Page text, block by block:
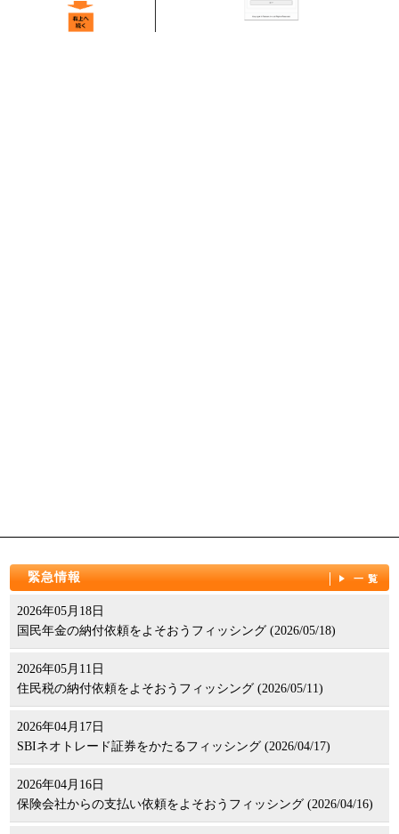
緊急情報 一覧
2026年05月18日
国民年金の納付依頼をよそおうフィッシング (2026/05/18)
2026年05月11日
住民税の納付依頼をよそおうフィッシング (2026/05/11)
2026年04月17日
SBIネオトレード証券をかたるフィッシング (2026/04/17)
2026年04月16日
保険会社からの支払い依頼をよそおうフィッシング (2026/04/16)